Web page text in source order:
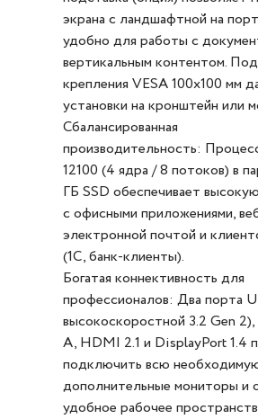
экрана с ландшафтной на
удобно для работы с
вертикальным контентом.
крепления VESA 100x100 мм
установки на кронштейн или
Сбалансированная
производительность:
12100 (4 ядра / 8 потоков) в
ГБ SSD обеспечивает
с офисными приложениями,
электронной почтой и
(1С, банк-клиенты).
Богатая коннективность для
профессионалов: Два порта
высокоскоростной 3.2 Gen
A, HDMI 2.1 и DisplayPort 1.4
подключить всю
дополнительные мониторы и
удобное рабочее